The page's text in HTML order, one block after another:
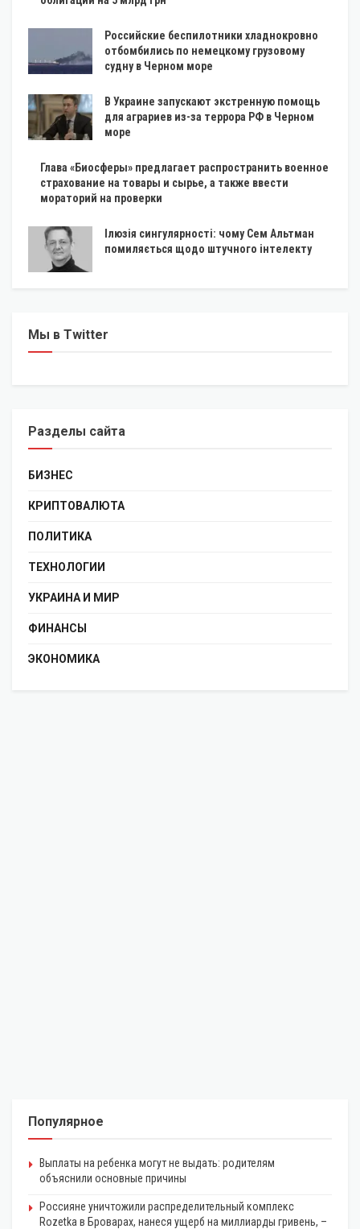
Российские беспилотники хладнокровно
отбомбились по немецкому грузовому
судну в Черном море
В Украине запускают экстренную помощь
для аграриев из-за террора РФ в Черном
море
Глава «Биосферы» предлагает распространить военное
страхование на товары и сырье, а также ввести
мораторий на проверки
Ілюзія сингулярності: чому Сем Альтман
помиляється щодо штучного інтелекту
Мы в Twitter
Разделы сайта
БИЗНЕС
КРИПТОВАЛЮТА
ПОЛИТИКА
ТЕХНОЛОГИИ
УКРАИНА И МИР
ФИНАНСЫ
ЭКОНОМИКА
Популярное
Выплаты на ребенка могут не выдать: родителям
объяснили основные причины
Россияне уничтожили распределительный комплекс
Rozetka в Броварах, нанеся ущерб на миллиарды гривень, –